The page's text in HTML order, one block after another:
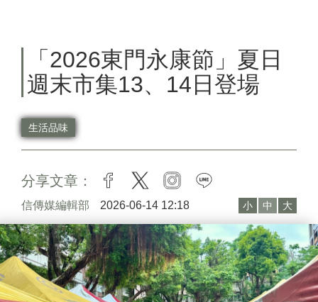
「2026東門永康節」夏日
週末市集13、14日登場
生活品味
分享文章： facebook
twitter instagram
信傳媒編輯部 2026-06-14 12:18 小 中 大